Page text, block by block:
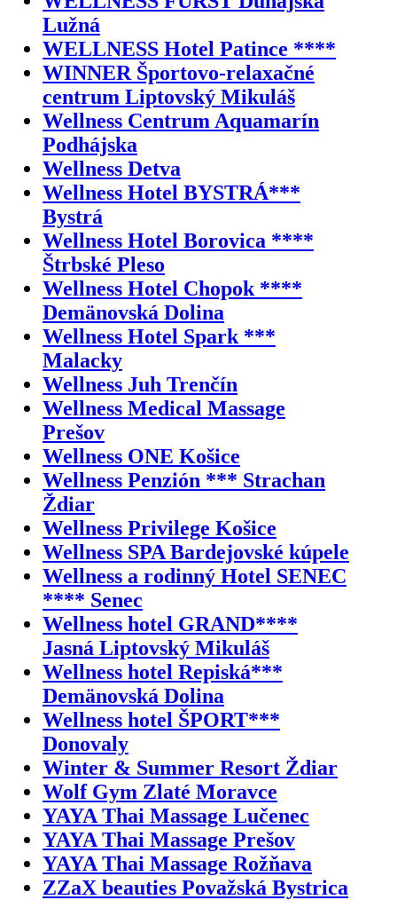
Lužná
WELLNESS Hotel Patince ****
WINNER Športovo-relaxačné
centrum Liptovský Mikuláš
Wellness Centrum Aquamarín
Podhájska
Wellness Detva
Wellness Hotel BYSTRÁ***
Bystrá
Wellness Hotel Borovica ****
Štrbské Pleso
Wellness Hotel Chopok ****
Demänovská Dolina
Wellness Hotel Spark ***
Malacky
Wellness Juh Trenčín
Wellness Medical Massage
Prešov
Wellness ONE Košice
Wellness Penzión *** Strachan
Ždiar
Wellness Privilege Košice
Wellness SPA Bardejovské kúpele
Wellness a rodinný Hotel SENEC
**** Senec
Wellness hotel GRAND****
Jasná Liptovský Mikuláš
Wellness hotel Repiská***
Demänovská Dolina
Wellness hotel ŠPORT***
Donovaly
Winter & Summer Resort Ždiar
Wolf Gym Zlaté Moravce
YAYA Thai Massage Lučenec
YAYA Thai Massage Prešov
YAYA Thai Massage Rožňava
ZZaX beauties Považská Bystrica